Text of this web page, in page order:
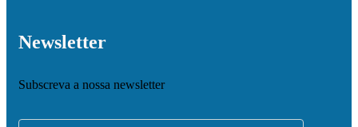
Newsletter
Subscreva a nossa newsletter